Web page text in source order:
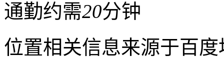
通勤约需20分钟
位置相关信息来源于百